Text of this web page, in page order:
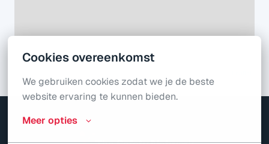
Cookies overeenkomst
We gebruiken cookies zodat we je de beste
website ervaring te kunnen bieden.
Meer opties